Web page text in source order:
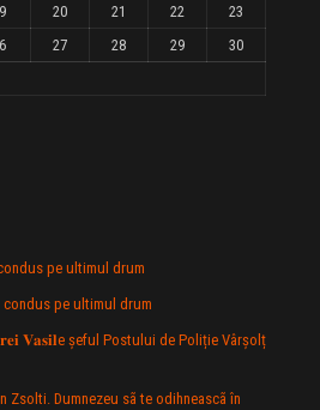
20 21 22
23
27 28 29
30
pe ultimul drum
condus pe ultimul drum
𝐕𝐚𝐬𝐢𝐥e şeful Postului de Poliție Vârșolț
Zsolti. Dumnezeu sã te odihneascã în